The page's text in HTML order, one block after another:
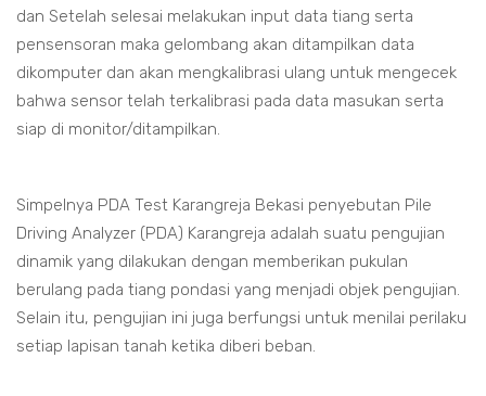
dan Setelah selesai melakukan input data tiang serta
pensensoran maka gelombang akan ditampilkan data
dikomputer dan akan mengkalibrasi ulang untuk mengecek
bahwa sensor telah terkalibrasi pada data masukan serta
siap di monitor/ditampilkan.
Simpelnya PDA Test Karangreja Bekasi penyebutan Pile
Driving Analyzer (PDA) Karangreja adalah suatu pengujian
dinamik yang dilakukan dengan memberikan pukulan
berulang pada tiang pondasi yang menjadi objek pengujian.
Selain itu, pengujian ini juga berfungsi untuk menilai perilaku
setiap lapisan tanah ketika diberi beban.